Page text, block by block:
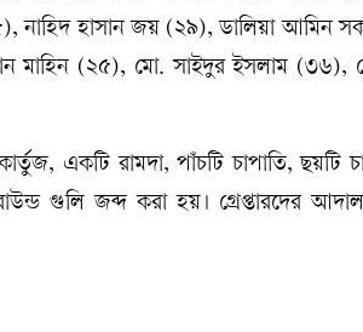
হাসান জয় (২৯), ডালিয়া আমিন
মাহিন (২৫), মো. সাইদুর ইসলাম (৩৬),
একটি রামদা, পাঁচটি চাপাতি, ছয়টি
গুলি জব্দ করা হয়। গ্রেপ্তারদের